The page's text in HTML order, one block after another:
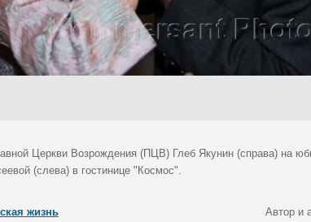
Церкви Возрождения (ПЦВ) Глеб Якунин (справа) на
(слева) в гостинице "Космос".
жизнь Автор и